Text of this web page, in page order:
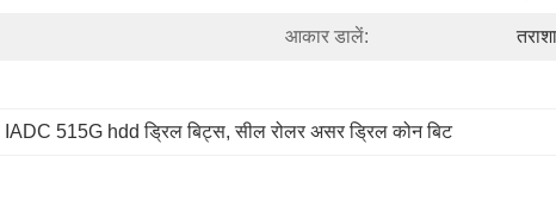
आकार डालें:
IADC 515G hdd ड्रिल बिट्स, सील रोलर असर ड्रिल कोन बिट